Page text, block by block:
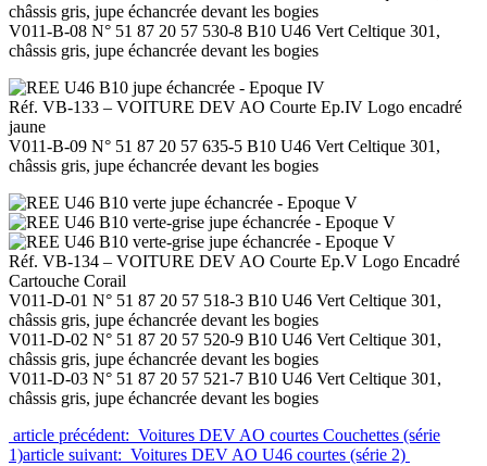
châssis gris, jupe échancrée devant les bogies
V011-B-08 N° 51 87 20 57 530-8 B10 U46 Vert Celtique 301,
châssis gris, jupe échancrée devant les bogies
Réf. VB-133 – VOITURE DEV AO Courte Ep.IV Logo encadré
jaune
V011-B-09 N° 51 87 20 57 635-5 B10 U46 Vert Celtique 301,
châssis gris, jupe échancrée devant les bogies
Réf. VB-134 – VOITURE DEV AO Courte Ep.V Logo Encadré
Cartouche Corail
V011-D-01 N° 51 87 20 57 518-3 B10 U46 Vert Celtique 301,
châssis gris, jupe échancrée devant les bogies
V011-D-02 N° 51 87 20 57 520-9 B10 U46 Vert Celtique 301,
châssis gris, jupe échancrée devant les bogies
V011-D-03 N° 51 87 20 57 521-7 B10 U46 Vert Celtique 301,
châssis gris, jupe échancrée devant les bogies
article précédent: Voitures DEV AO courtes Couchettes (série
1)article suivant: Voitures DEV AO U46 courtes (série 2)